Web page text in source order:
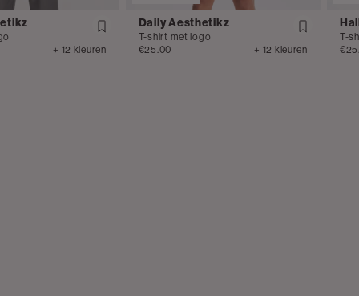
+ 12 kleuren
Daily Aesthetikz
T-shirt met logo
€25.00
+ 12 kleuren
T-